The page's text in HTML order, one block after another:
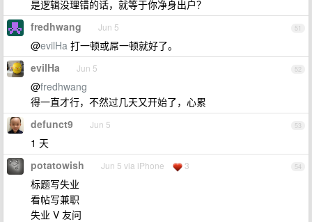
是逻辑没理错的话，就等于你净身出户？
51
fredhwang Jun 5
@evilHa 打一顿或屌一顿就好了。
52
evilHa Jun 5
@fredhwang
得一直才行，不然过几天又开始了，心累
53
defunct9 Jun 5
1 天
54
potatowish Jun 5 via iPhone 3
标题写失业
看帖写兼职
失业 V 友问